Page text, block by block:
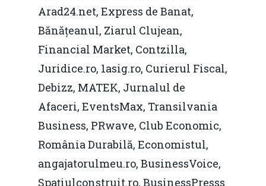
Arad24.net, Express de Banat,
Bănățeanul, Ziarul Clujean,
Financial Market, Contzilla,
Juridice.ro, 1asig.ro, Curierul Fiscal,
Debizz, MATEK, Jurnalul de
Afaceri, EventsMax, Transilvania
Business, PRwave, Club Economic,
România Durabilă, Economistul,
angajatorulmeu.ro, BusinessVoice,
Spațiulconstruit.ro, BusinessPresss